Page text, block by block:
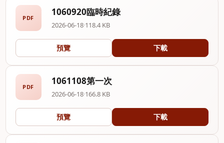
PDF
1060920臨時紀錄
2026-06-18·118.4 KB
預覽 下載
PDF
1061108第一次
2026-06-18·166.8 KB
預覽 下載